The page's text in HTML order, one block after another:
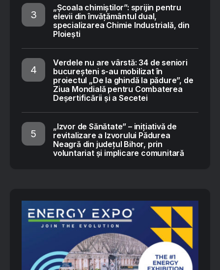
„Școala chimiștilor”: sprijin pentru
elevii din învățământul dual,
specializarea Chimie Industrială, din
Ploiești
Verdele nu are vârstă: 34 de seniori
bucureșteni s-au mobilizat în
proiectul „De la ghindă la pădure”, de
Ziua Mondială pentru Combaterea
Deșertificării și a Secetei
„Izvor de Sănătate” – inițiativă de
revitalizare a Izvorului Pădurea
Neagră din județul Bihor, prin
voluntariat și implicare comunitară